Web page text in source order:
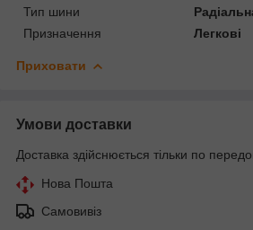
Тип шини
Призначення
Легкові
Приховати
Умови доставки
Доставка здійснюється тільки по
Нова Пошта
Самовивіз